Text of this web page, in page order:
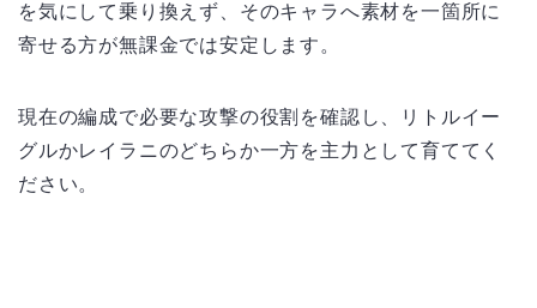
を気にして乗り換えず、そのキャラへ素材を一箇所に
寄せる方が無課金では安定します。
現在の編成で必要な攻撃の役割を確認し、リトルイー
グルかレイラニのどちらか一方を主力として育ててく
ださい。